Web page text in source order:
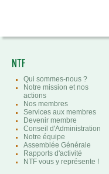
NTF
Qui sommes-nous ?
Notre mission et nos
actions
Nos membres
Services aux membres
Devenir membre
Conseil d'Administration
Notre équipe
Assemblée Générale
Rapports d'activité
NTF vous y représente !